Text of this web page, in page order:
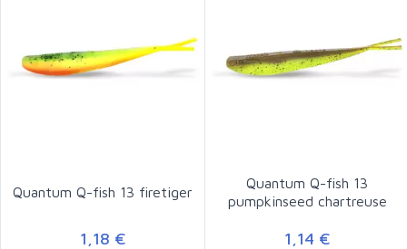
Quantum Q-fish 13 firetiger
1,18 €
Quantum Q-fish 13
pumpkinseed chartreuse
1,14 €